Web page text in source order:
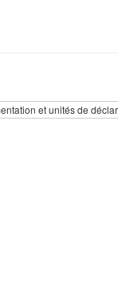
et unités de